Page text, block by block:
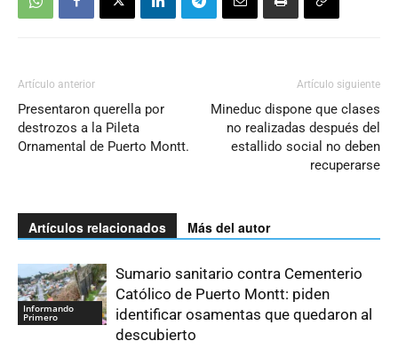
Artículo anterior
Presentaron querella por
destrozos a la Pileta
Ornamental de Puerto Montt.
Artículo siguiente
Mineduc dispone que clases
no realizadas después del
estallido social no deben
recuperarse
Artículos relacionados Más del autor
Informando
Primero
Sumario sanitario contra Cementerio
Católico de Puerto Montt: piden
identificar osamentas que quedaron al
descubierto